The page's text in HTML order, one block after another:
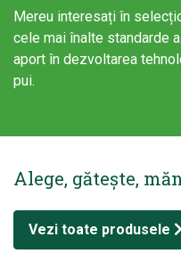
Mereu interesați în
cele mai înalte standarde
aport în dezvoltarea
pui.
Alege, gătește,
Vezi toate produsele